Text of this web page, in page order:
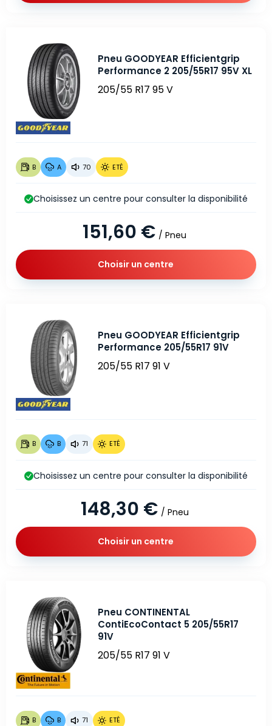
Pneu GOODYEAR Efficientgrip
Performance 2 205/55R17 95V XL
205/55 R17 95 V
B A 70 ETÉ
151,60 € / Pneu
Choisissez un centre pour consulter la disponibilité
Choisir un centre
Pneu GOODYEAR Efficientgrip
Performance 205/55R17 91V
205/55 R17 91 V
B B 71 ETÉ
148,30 € / Pneu
Choisissez un centre pour consulter la disponibilité
Choisir un centre
Pneu CONTINENTAL
ContiEcoContact 5 205/55R17
91V
205/55 R17 91 V
B B 71 ETÉ